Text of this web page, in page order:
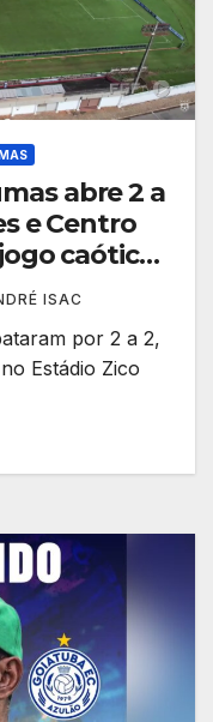
abre 2 a
e Centro
caótico
ISAC
por 2 a 2,
Estádio Zico